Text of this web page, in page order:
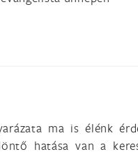
ma is élénk
hatása van a